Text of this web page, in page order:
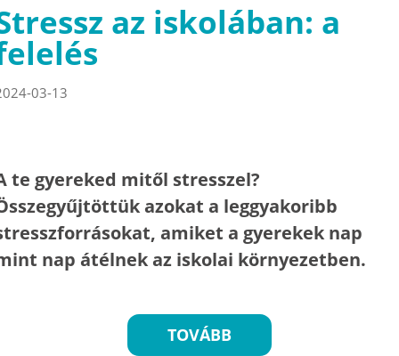
az iskolában: a
03-13
te gyereked mitől stresszel?
azokat a leggyakoribb
amiket a gyerekek nap
nap átélnek az iskolai környezetben.
TOVÁBB